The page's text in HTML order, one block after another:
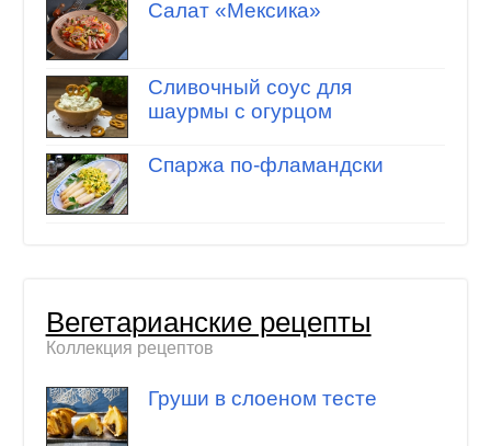
Салат «Мексика»
Сливочный соус для
шаурмы с огурцом
Спаржа по-фламандски
Вегетарианские рецепты
Коллекция рецептов
Груши в слоеном тесте